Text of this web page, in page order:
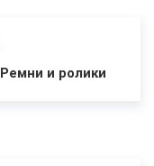
Ремни и ролики